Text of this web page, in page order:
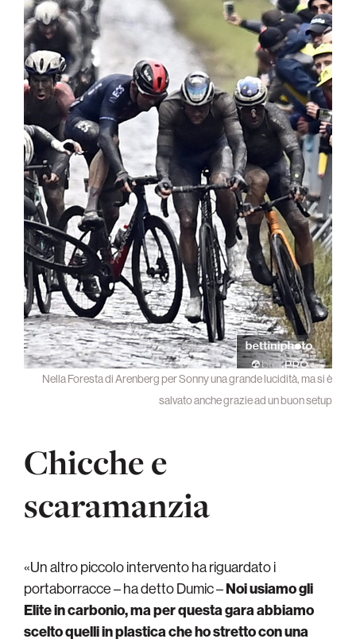
Nella Foresta di Arenberg per Sonny una grande lucidità, ma si è
salvato anche grazie ad un buon setup
Chicche e
scaramanzia
«Un altro piccolo intervento ha riguardato i
portaborracce – ha detto Dumic –Noi usiamo gli
Elite in carbonio, ma per questa gara abbiamo
scelto quelli in plastica che ho stretto con una